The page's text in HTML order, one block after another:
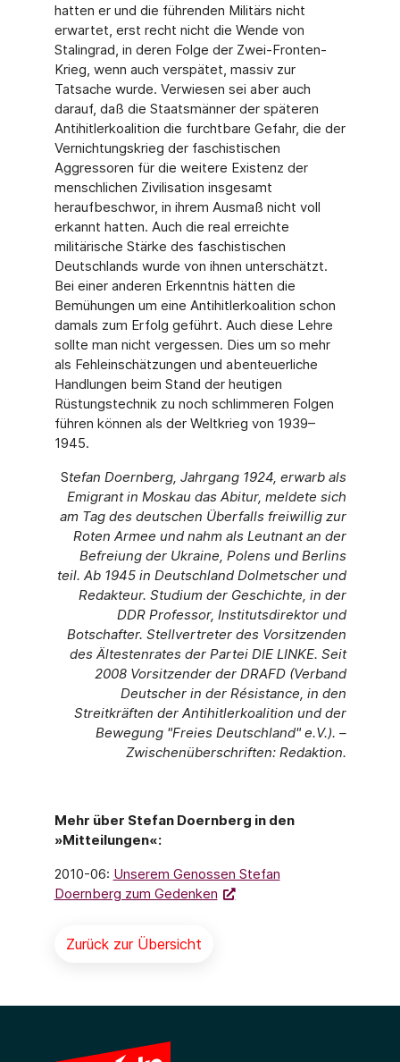
hatten er und die führenden Militärs nicht
erwartet, erst recht nicht die Wende von
Stalingrad, in deren Folge der Zwei-Fronten-
Krieg, wenn auch verspätet, massiv zur
Tatsache wurde. Verwiesen sei aber auch
darauf, daß die Staatsmänner der späteren
Antihitlerkoalition die furchtbare Gefahr, die der
Vernichtungskrieg der faschistischen
Aggressoren für die weitere Existenz der
menschlichen Zivilisation insgesamt
heraufbeschwor, in ihrem Ausmaß nicht voll
erkannt hatten. Auch die real erreichte
militärische Stärke des faschistischen
Deutschlands wurde von ihnen unterschätzt.
Bei einer anderen Erkenntnis hätten die
Bemühungen um eine Antihitlerkoalition schon
damals zum Erfolg geführt. Auch diese Lehre
sollte man nicht vergessen. Dies um so mehr
als Fehleinschätzungen und abenteuerliche
Handlungen beim Stand der heutigen
Rüstungstechnik zu noch schlimmeren Folgen
führen können als der Weltkrieg von 1939–
1945.
Stefan Doernberg, Jahrgang 1924, erwarb als
Emigrant in Moskau das Abitur, meldete sich
am Tag des deutschen Überfalls freiwillig zur
Roten Armee und nahm als Leutnant an der
Befreiung der Ukraine, Polens und Berlins
teil. Ab 1945 in Deutschland Dolmetscher und
Redakteur. Studium der Geschichte, in der
DDR Professor, Institutsdirektor und
Botschafter. Stellvertreter des Vorsitzenden
des Ältestenrates der Partei DIE LINKE. Seit
2008 Vorsitzender der DRAFD (Verband
Deutscher in der Résistance, in den
Streitkräften der Antihitlerkoalition und der
Bewegung "Freies Deutschland" e.V.). –
Zwischenüberschriften: Redaktion.
Mehr über Stefan Doernberg in den
»Mitteilungen«:
2010-06: Unserem Genossen Stefan
Doernberg zum Gedenken
Zurück zur Übersicht